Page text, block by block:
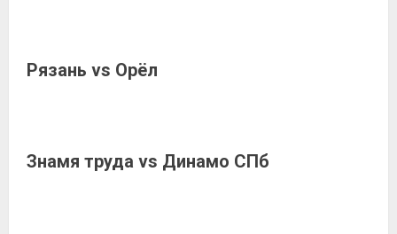
Рязань vs Орёл
Знамя труда vs Динамо СПб